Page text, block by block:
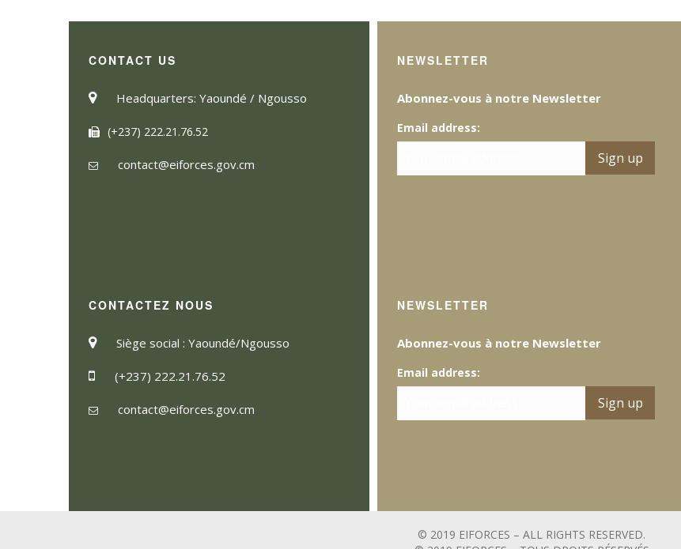
CONTACT US
Headquarters: Yaoundé / Ngousso
(+237) 222.21.76.52
contact@eiforces.gov.cm
CONTACTEZ NOUS
Siège social : Yaoundé/Ngousso
(+237) 222.21.76.52
contact@eiforces.gov.cm
NEWSLETTER
Abonnez-vous à notre Newsletter
Email address:
NEWSLETTER
Abonnez-vous à notre Newsletter
Email address:
© 2019 EIFORCES – ALL RIGHTS RESERVED.